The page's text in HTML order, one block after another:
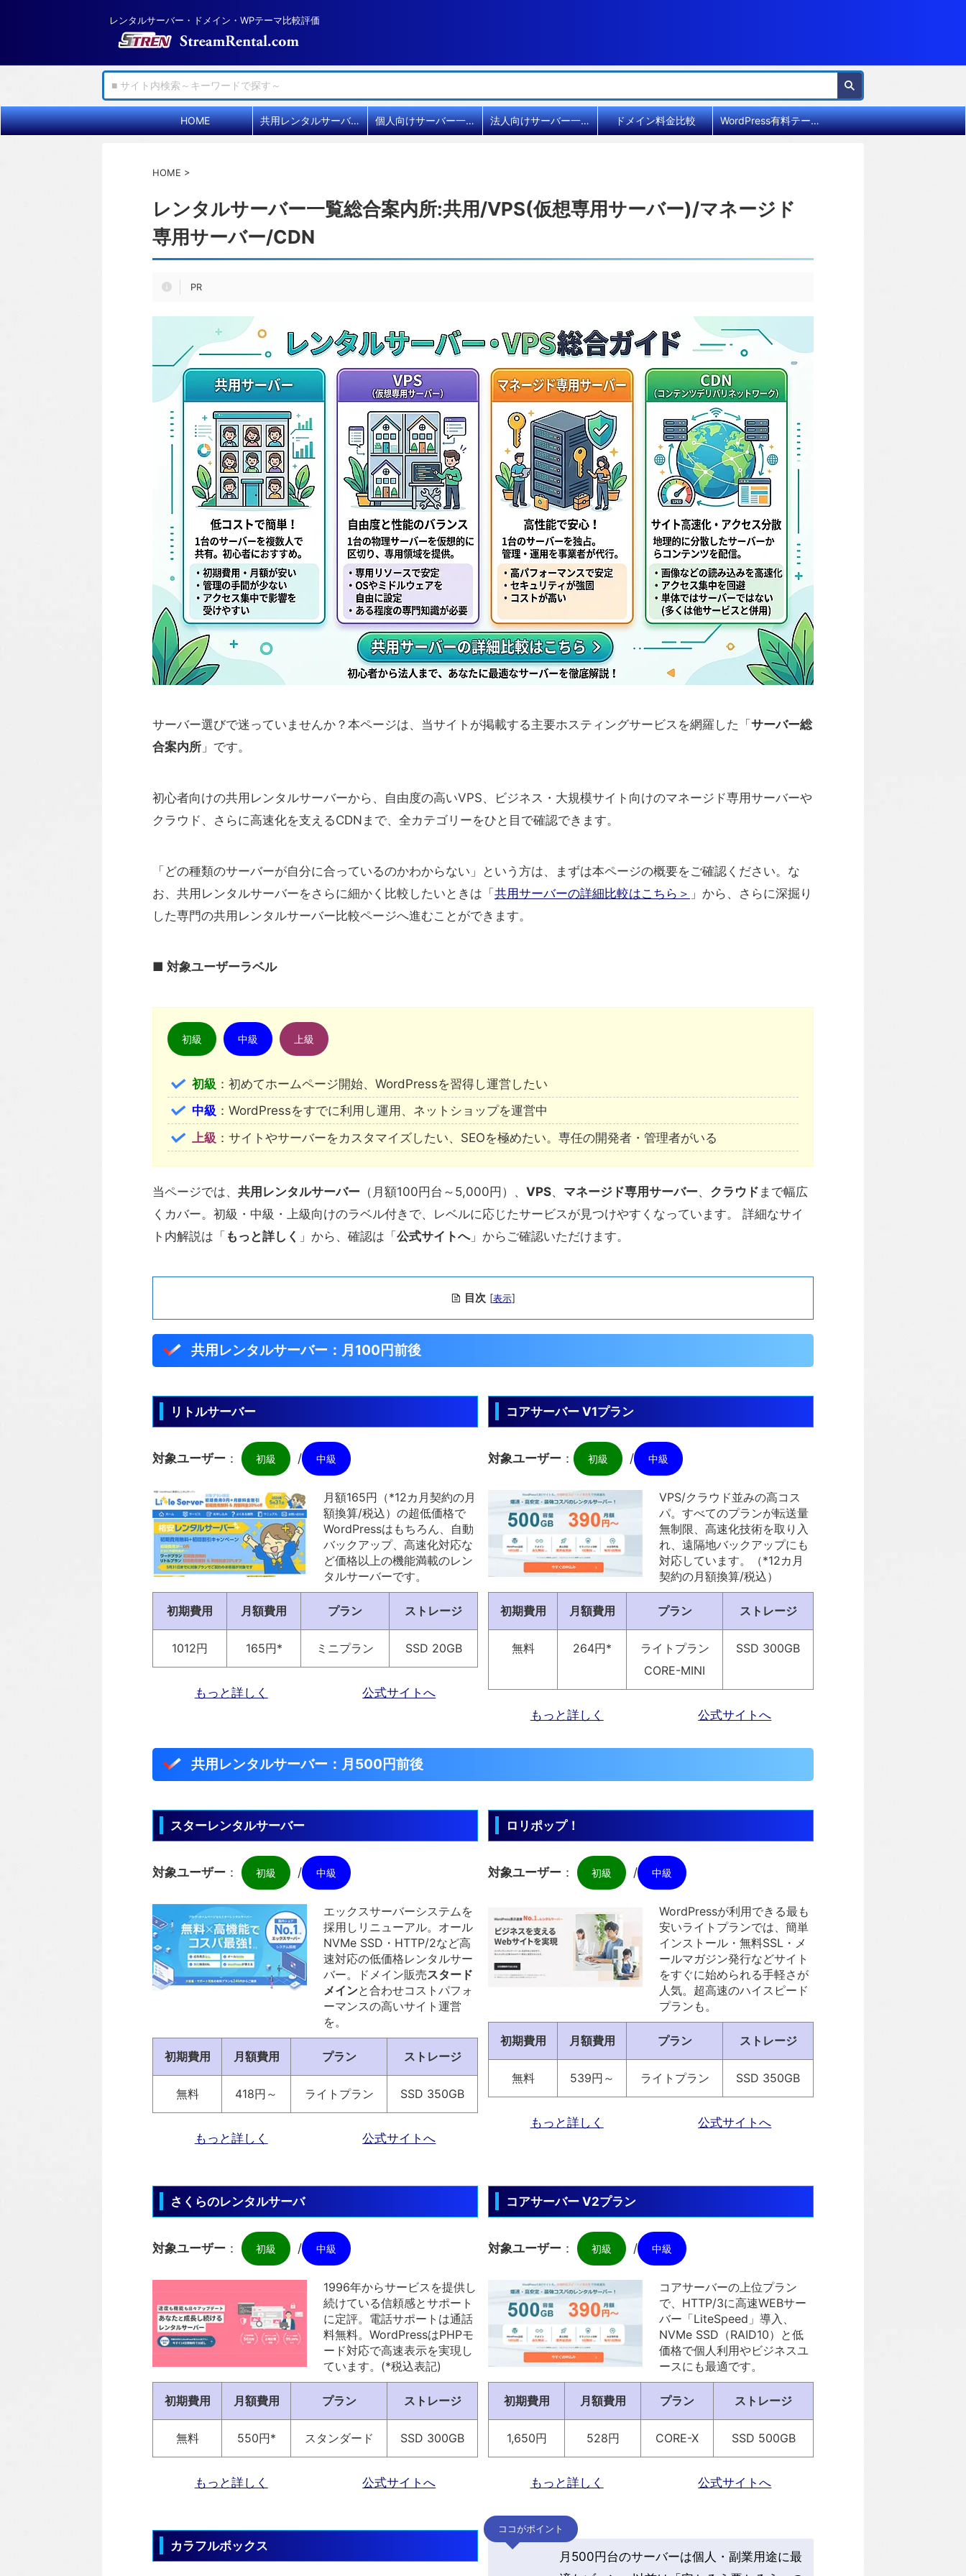
レンタルサーバー・ドメイン・WPテーマ比較評価
HOME 共用レンタルサーバー比較 個人向けサーバー一覧 法人向けサーバー一覧 ドメイン料金比較 WordPress有料テーマ比較
HOME >
レンタルサーバー一覧総合案内所:共用/VPS(仮想専用サーバー)/マネージド
専用サーバー/CDN
PR
サーバー選びで迷っていませんか？本ページは、当サイトが掲載する主要ホスティングサービスを網羅した「 サーバー総
合案内所 」です。
初心者向けの共用レンタルサーバーから、自由度の高いVPS、ビジネス・大規模サイト向けのマネージド専用サーバーや
クラウド、さらに高速化を支えるCDNまで、全カテゴリーをひと目で確認できます。
「どの種類のサーバーが自分に合っているのかわからない」という方は、まずは本ページの概要をご確認ください。な
お、共用レンタルサーバーをさらに細かく比較したいときは「 共用サーバーの詳細比較はこちら＞ 」から、さらに深掘り
した専門の共用レンタルサーバー比較ページへ進むことができます。
■ 対象ユーザーラベル
初級 中級 上級
初級 ：初めてホームページ開始、WordPressを習得し運営したい
中級 ：WordPressをすでに利用し運用、ネットショップを運営中
上級 ：サイトやサーバーをカスタマイズしたい、SEOを極めたい。専任の開発者・管理者がいる
当ページでは、 共用レンタルサーバー （月額100円台～5,000円）、 VPS、 マネージド専用サーバー、 クラウド まで幅広
くカバー。初級・中級・上級向けのラベル付きで、レベルに応じたサービスが見つけやすくなっています。 詳細なサイ
ト内解説は「 もっと詳しく 」から、確認は「公式サイトへ」からご確認いただけます。
目次 [表示]
共用レンタルサーバー：月100円前後
リトルサーバー
対象ユーザー ： 初級 / 中級
月額165円（*12カ月契約の月
額換算/税込）の超低価格で
WordPressはもちろん、自動
バックアップ、高速化対応な
ど価格以上の機能満載のレン
タルサーバーです。
初期費用 月額費用 プラン ストレージ
1012円 165円* ミニプラン SSD 20GB
もっと詳しく 公式サイトへ
コアサーバー V1プラン
対象ユーザー ： 初級 / 中級
VPS/クラウド並みの高コス
パ。すべてのプランが転送量
無制限、高速化技術を取り入
れ、遠隔地バックアップにも
対応しています。（*12カ月
契約の月額換算/税込）
初期費用 月額費用 プラン ストレージ
無料 264円*
ライトプラン
CORE-MINI
SSD 300GB
もっと詳しく 公式サイトへ
共用レンタルサーバー：月500円前後
スターレンタルサーバー
対象ユーザー ： 初級 / 中級
エックスサーバーシステムを
採用しリニューアル。オール
NVMe SSD・HTTP/2など高
速対応の低価格レンタルサー
バー。ドメイン販売スタード
メインと合わせコストパフォ
ーマンスの高いサイト運営
を。
初期費用 月額費用 プラン ストレージ
無料 418円～ ライトプラン SSD 350GB
もっと詳しく 公式サイトへ
ロリポップ！
対象ユーザー ： 初級 / 中級
WordPressが利用できる最も
安いライトプランでは、簡単
インストール・無料SSL・メ
ールマガジン発行などサイト
をすぐに始められる手軽さが
人気。超高速のハイスピード
プランも。
初期費用 月額費用 プラン ストレージ
無料 539円～ ライトプラン SSD 350GB
もっと詳しく 公式サイトへ
さくらのレンタルサーバ
対象ユーザー ： 初級 / 中級
1996年からサービスを提供し
続けている信頼感とサポート
に定評。電話サポートは通話
料無料。WordPressはPHPモ
ード対応で高速表示を実現し
ています。(*税込表記)
初期費用 月額費用 プラン ストレージ
無料 550円* スタンダード SSD 300GB
もっと詳しく 公式サイトへ
コアサーバー V2プラン
対象ユーザー ： 初級 / 中級
コアサーバーの上位プラン
で、HTTP/3に高速WEBサー
バー「LiteSpeed」導入、
NVMe SSD（RAID10）と低
価格で個人利用やビジネスユ
ースにも最適です。
初期費用 月額費用 プラン ストレージ
1,650円 528円 CORE-X SSD 500GB
もっと詳しく 公式サイトへ
カラフルボックス
ココがポイント
月500円台のサーバーは個人・副業用途に最